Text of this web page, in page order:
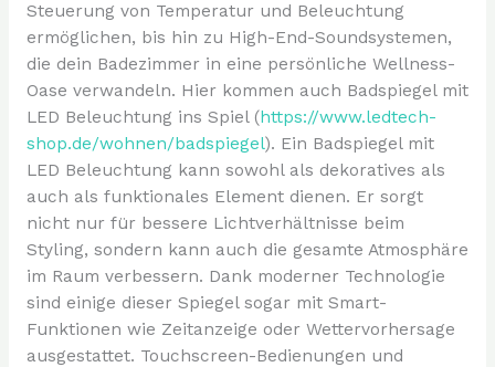
Steuerung von Temperatur und Beleuchtung
ermöglichen, bis hin zu High-End-Soundsystemen,
die dein Badezimmer in eine persönliche Wellness-
Oase verwandeln. Hier kommen auch Badspiegel mit
LED Beleuchtung ins Spiel (https://www.ledtech-
shop.de/wohnen/badspiegel). Ein Badspiegel mit
LED Beleuchtung kann sowohl als dekoratives als
auch als funktionales Element dienen. Er sorgt
nicht nur für bessere Lichtverhältnisse beim
Styling, sondern kann auch die gesamte Atmosphäre
im Raum verbessern. Dank moderner Technologie
sind einige dieser Spiegel sogar mit Smart-
Funktionen wie Zeitanzeige oder Wettervorhersage
ausgestattet. Touchscreen-Bedienungen und